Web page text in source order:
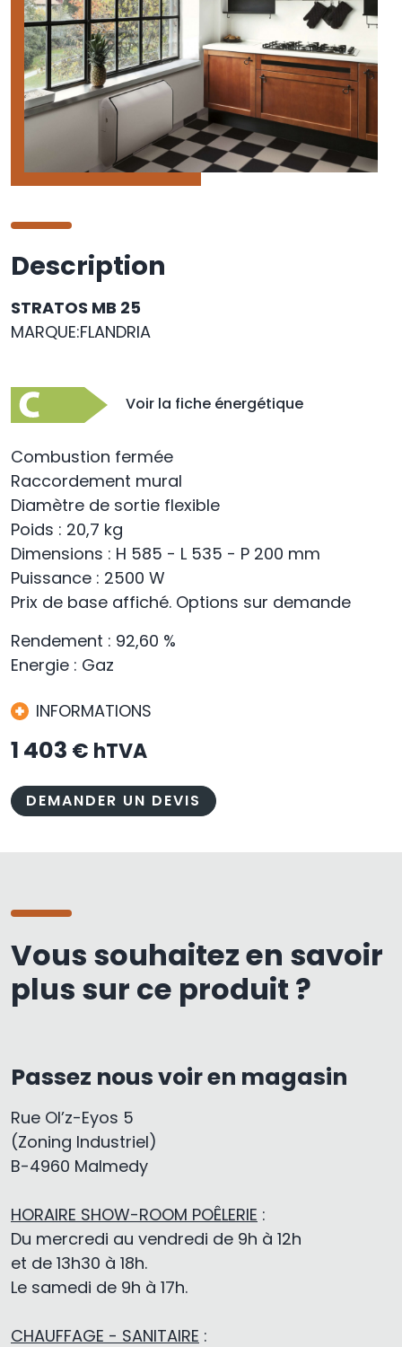
Description
STRATOS MB 25
MARQUE:FLANDRIA
Voir la fiche énergétique
Combustion fermée
Raccordement mural
Diamètre de sortie flexible
Poids : 20,7 kg
Dimensions : H 585 - L 535 - P 200 mm
Puissance : 2500 W
Prix de base affiché. Options sur demande
Rendement : 92,60 %
Energie : Gaz
INFORMATIONS
1 403 € hTVA
DEMANDER UN DEVIS
Vous souhaitez en savoir
plus sur ce produit ?
Passez nous voir en magasin
Rue Ol’z-Eyos 5
(Zoning Industriel)
B-4960 Malmedy
HORAIRE SHOW-ROOM POÊLERIE :
Du mercredi au vendredi de 9h à 12h
et de 13h30 à 18h.
Le samedi de 9h à 17h.
CHAUFFAGE - SANITAIRE :